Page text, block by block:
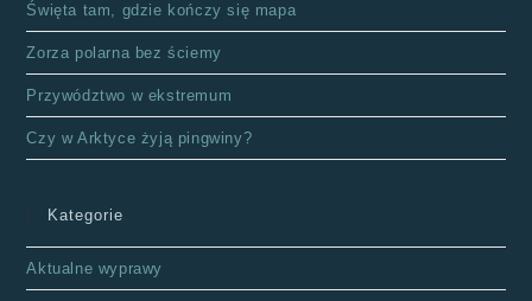
Święta tam, gdzie kończy się mapa
Zorza polarna bez ściemy
Przywództwo w ekstremum
Czy w Arktyce żyją pingwiny?
Kategorie
Aktualne wyprawy